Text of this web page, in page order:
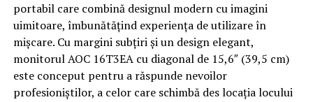
portabil care combină designul modern cu imagini
uimitoare, îmbunătățind experiența de utilizare în
mișcare. Cu margini subțiri și un design elegant,
monitorul AOC 16T3EA cu diagonal de 15,6″ (39,5 cm)
este conceput pentru a răspunde nevoilor
profesioniștilor, a celor care schimbă des locația locului